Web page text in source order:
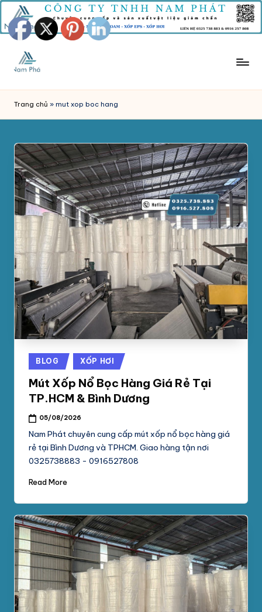
Skip
content
Ú
T
X
Ố
P
C
H
Ố
N
G
S
Ố
C
Tnhh
Mút
Xốp
Nam
Phát
chuyên
sản
xuất
và
phân
phối
mút
xốp
pe
foam,
xốp
chống
TpHCM,
Bình
Dương
Trang chủ » mut xop boc hang
Posted
in
BLOG XỐP HƠI
Mút Xốp Nổ Bọc Hàng Giá Rẻ Tại
TP.HCM & Bình Dương
05/08/2026
Nam Phát chuyên cung cấp mút xốp nổ bọc hàng giá
rẻ tại Bình Dương và TPHCM. Giao hàng tận nơi
0325738883 - 0916527808
Read More